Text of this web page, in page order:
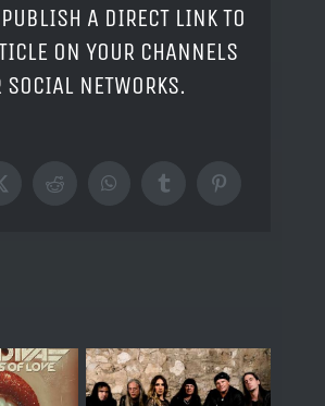
A DIRECT LINK TO
ON YOUR CHANNELS
SOCIAL NETWORKS.
RedditWhatsAppTumblrPinterest